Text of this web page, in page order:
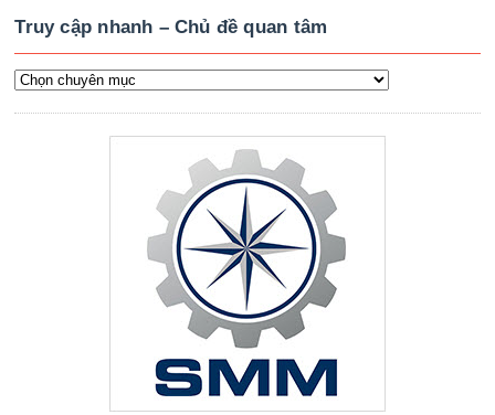
Truy cập nhanh – Chủ đề quan tâm